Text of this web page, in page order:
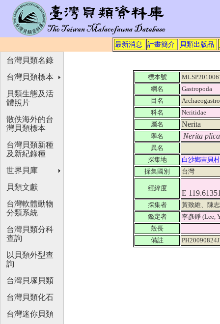
最新消息 計畫簡介 貝類出版品
標本號
綱名
Gastropoda
目名
科名
Neritidae
屬名
Nerita
學名 Nerita
異名
採集地
白沙鄉吉貝
採集國別
台灣
經緯度
E
採集者
黃致維、陳
鑑定者
李彥錚 (Lee,
殼長
備註
台灣貝類名錄
台灣貝類標本
貝類生態及活
體照片
散佚海外的台
灣貝類標本
台灣貝類新種
及新紀錄種
世界貝庫
貝類文獻
台灣軟體動物
分類系統
台灣貝類分科
查詢
以貝類外型查
詢
台灣貝塚貝類
台灣貝類化石
台灣迷你貝類